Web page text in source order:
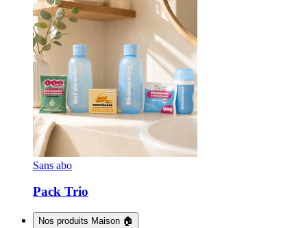
Sans abo
Pack Trio
Nos produits Maison 🏠